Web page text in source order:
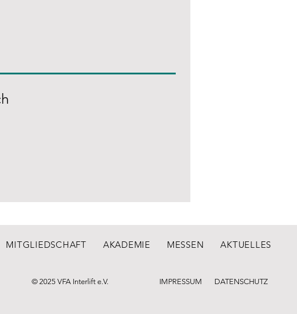
MITGLIEDSCHAFT AKADEMIE MESSEN AKTUELLES
© 2025 VFA Interlift e.V. IMPRESSUM DATENSCHUTZ